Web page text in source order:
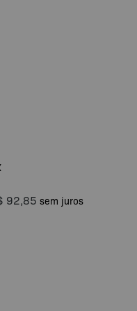
92,85 sem juros
quantidade